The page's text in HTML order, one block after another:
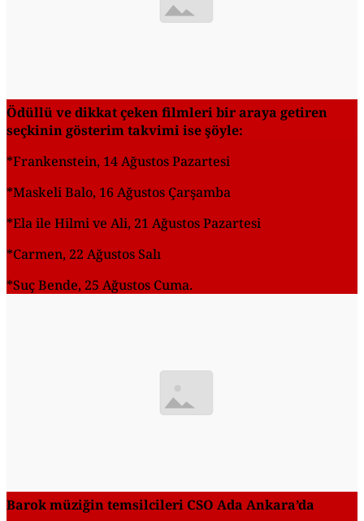
Ödüllü ve dikkat çeken filmleri bir araya getiren
seçkinin gösterim takvimi ise şöyle:
*Frankenstein, 14 Ağustos Pazartesi
*Maskeli Balo, 16 Ağustos Çarşamba
*Ela ile Hilmi ve Ali, 21 Ağustos Pazartesi
*Carmen, 22 Ağustos Salı
*Suç Bende, 25 Ağustos Cuma.
Barok müziğin temsilcileri CSO Ada Ankara’da